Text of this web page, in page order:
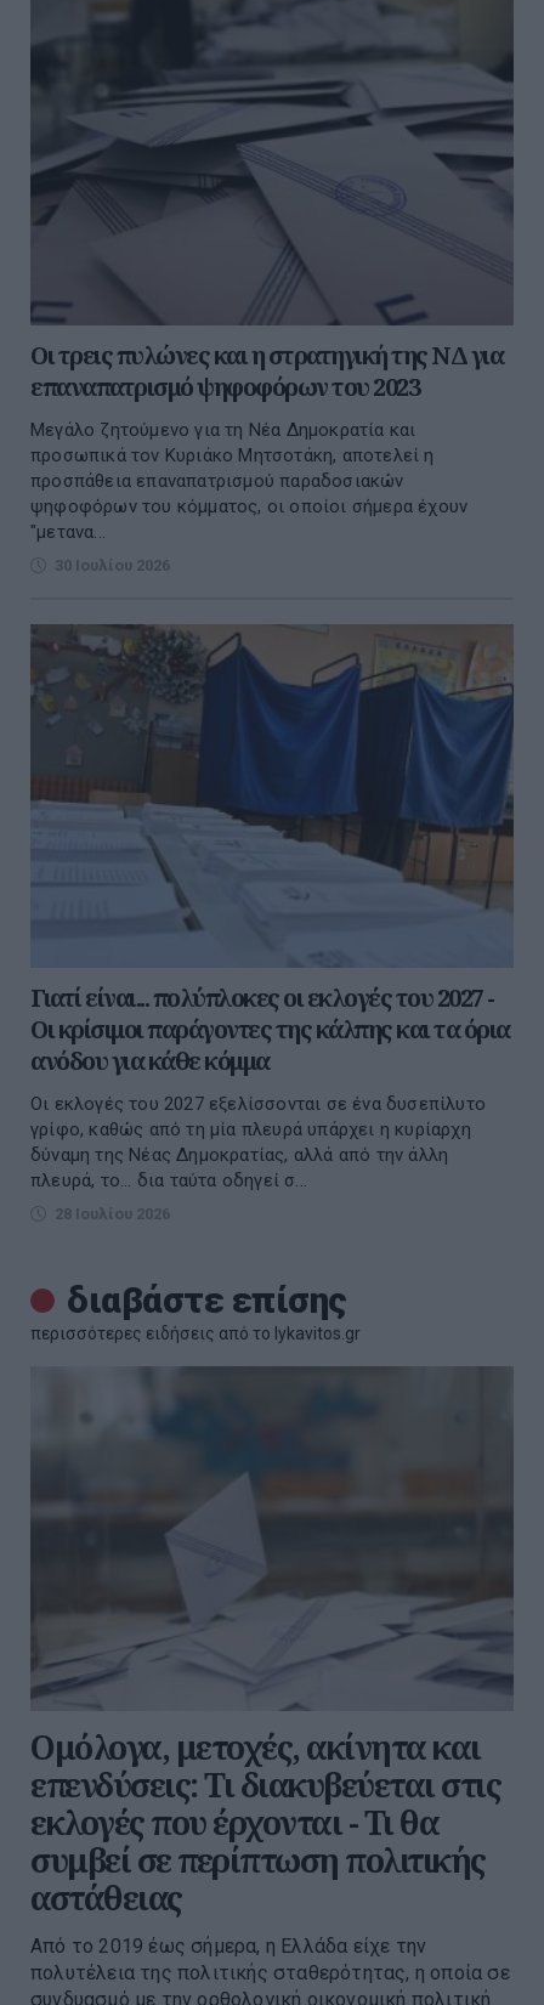
Οι τρεις πυλώνες και η στρατηγική της ΝΔ για
επαναπατρισμό ψηφοφόρων του 2023
Μεγάλο ζητούμενο για τη Νέα Δημοκρατία και
προσωπικά τον Κυριάκο Μητσοτάκη, αποτελεί η
προσπάθεια επαναπατρισμού παραδοσιακών
ψηφοφόρων του κόμματος, οι οποίοι σήμερα έχουν
"μετανα...
30 Ιουλίου 2026
Γιατί είναι... πολύπλοκες οι εκλογές του 2027 -
Οι κρίσιμοι παράγοντες της κάλπης και τα όρια
ανόδου για κάθε κόμμα
Οι εκλογές του 2027 εξελίσσονται σε ένα δυσεπίλυτο
γρίφο, καθώς από τη μία πλευρά υπάρχει η κυρίαρχη
δύναμη της Νέας Δημοκρατίας, αλλά από την άλλη
πλευρά, το... δια ταύτα οδηγεί σ...
28 Ιουλίου 2026
διαβάστε επίσης
περισσότερες ειδήσεις από το lykavitos.gr
Ομόλογα, μετοχές, ακίνητα και
επενδύσεις: Τι διακυβεύεται στις
εκλογές που έρχονται - Τι θα
συμβεί σε περίπτωση πολιτικής
αστάθειας
Από το 2019 έως σήμερα, η Ελλάδα είχε την
πολυτέλεια της πολιτικής σταθερότητας, η οποία σε
συνδυασμό με την ορθολογική οικονομική πολιτική